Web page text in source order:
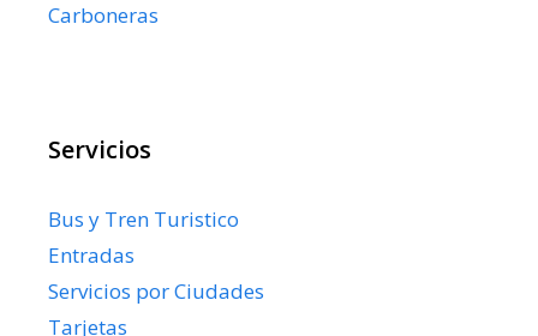
Carboneras
Servicios
Bus y Tren Turistico
Entradas
Servicios por Ciudades
Tarjetas